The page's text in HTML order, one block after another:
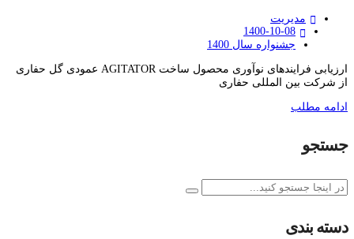
مدیریت
1400-10-08
جشنواره سال 1400
ارزیابی فرایندهای نوآوری محصول ساخت AGITATOR عمودی گل حفاری
از شرکت بین المللی حفاری
ادامه مطلب
جستجو
دسته بندی